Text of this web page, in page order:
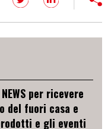
per ricevere
del fuori casa e
e gli eventi